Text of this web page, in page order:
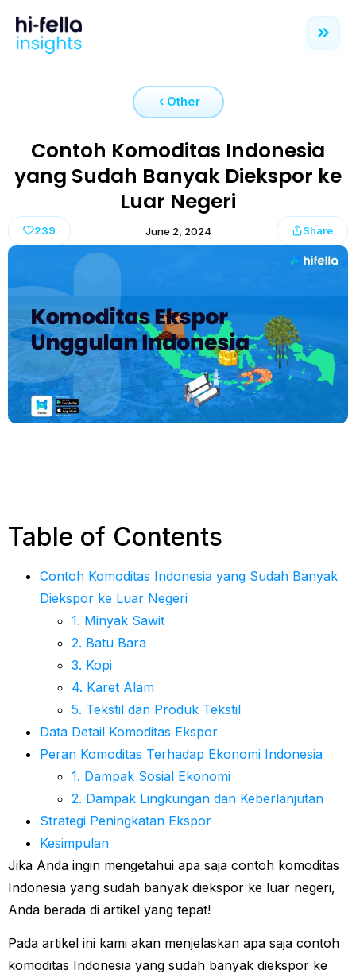
Other
Contoh Komoditas Indonesia
yang Sudah Banyak Diekspor ke
Luar Negeri
239 June 2, 2024 Share
Table of Contents
Contoh Komoditas Indonesia yang Sudah Banyak
Diekspor ke Luar Negeri
1. Minyak Sawit
2. Batu Bara
3. Kopi
4. Karet Alam
5. Tekstil dan Produk Tekstil
Data Detail Komoditas Ekspor
Peran Komoditas Terhadap Ekonomi Indonesia
1. Dampak Sosial Ekonomi
2. Dampak Lingkungan dan Keberlanjutan
Strategi Peningkatan Ekspor
Kesimpulan
Jika Anda ingin mengetahui apa saja contoh komoditas
Indonesia yang sudah banyak diekspor ke luar negeri,
Anda berada di artikel yang tepat!
Pada artikel ini kami akan menjelaskan apa saja contoh
komoditas Indonesia yang sudah banyak diekspor ke